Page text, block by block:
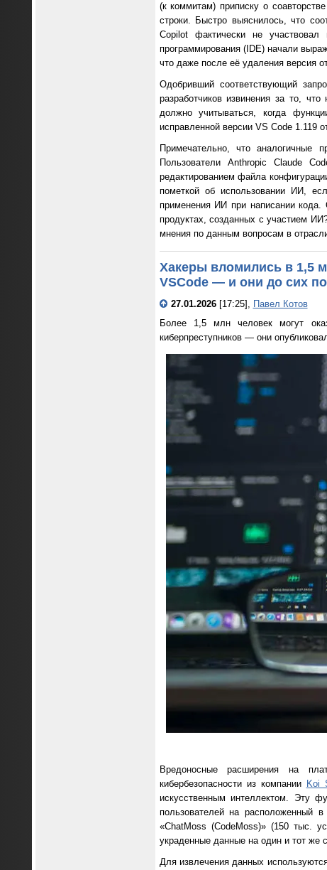
(к коммитам) приписку о
строки. Быстро выяснилось, что
Copilot фактически не
программирования (IDE) начали
что даже после её удаления версия
Одобривший соответствующий
разработчиков извинения за то,
должно учитываться, когда
исправленной версии VS Code 1.119
Примечательно, что аналогичные
Пользователи Anthropic Claude
редактированием файла
пометкой об использовании ИИ,
применения ИИ при написании
продуктах, созданных с участием
мнения по данным вопросам в
Хакеры вломились в 1,5
VSCode — и они до сих
27.01.2026[17:25], Павел Котов
Более 1,5 млн человек могут
киберпреступников — они
Вредоносные расширения на
кибербезопасности из компании Koi
искусственным интеллектом. Эту
пользователей на
«ChatMoss (CodeMoss)» (150 тыс.
украденные данные на один и тот же
Для извлечения данных